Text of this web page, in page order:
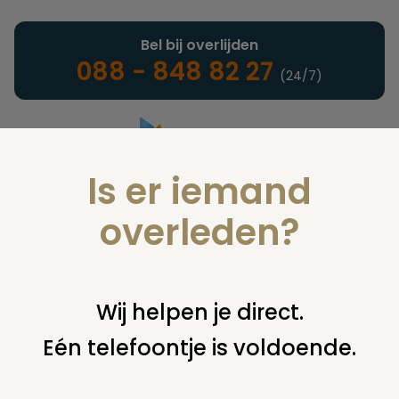
Landelijke uitvaartonderneming
Bel bij overlijden
088 - 848 82 27 (24/7)
U bent hier: home verzekeringen overige financiering uit
begravenis polis gegevens.
Is er iemand
overleden?
Wij helpen je direct.
Eén telefoontje is voldoende.